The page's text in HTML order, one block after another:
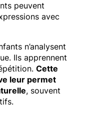
peuvent
avec
n’analysent
Ils apprennent
Cette
leur permet
, souvent